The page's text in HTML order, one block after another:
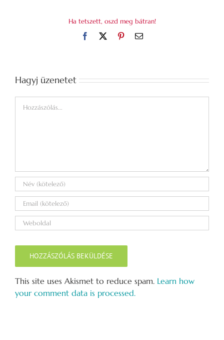
Ha tetszett, oszd meg bátran!
Facebook PinterestEmail:
Hagyj üzenetet
Hozzászólás
This site uses Akismet to reduce spam. Learn how
your comment data is processed.